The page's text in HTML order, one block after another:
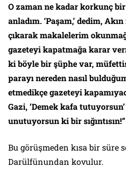
O zaman ne kadar korkunç
anladım. ‘Paşam,’ dedim,
çıkarak makalelerim
gazeteyi kapatmağa karar
ki böyle bir şüphe var,
parayı nereden nasıl
etmedikçe gazeteyi
Gazi, ‘Demek kafa tutuyorsun’
unutuyorsun ki bir sığıntısın!”
Bu görüşmeden kısa bir süre
Darülfünundan kovulur.